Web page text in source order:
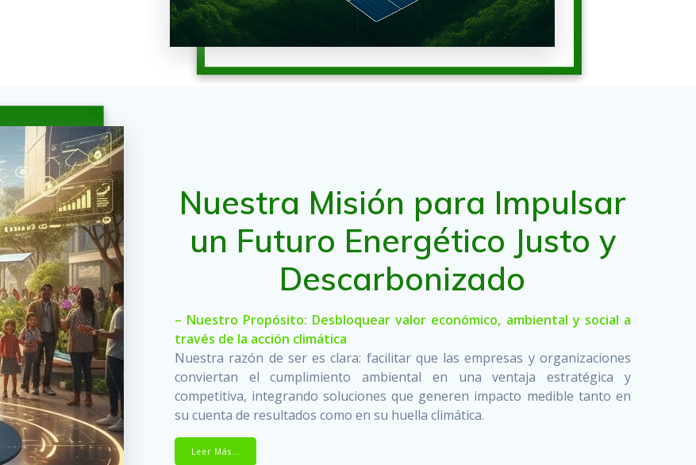
Nuestra Misión para Impulsar
un Futuro Energético Justo y
Descarbonizado
– Nuestro Propósito: Desbloquear valor económico, ambiental y social a
través de la acción climática
Nuestra razón de ser es clara: facilitar que las empresas y organizaciones
conviertan el cumplimiento ambiental en una ventaja estratégica y
competitiva, integrando soluciones que generen impacto medible tanto en
su cuenta de resultados como en su huella climática.
Leer Más…